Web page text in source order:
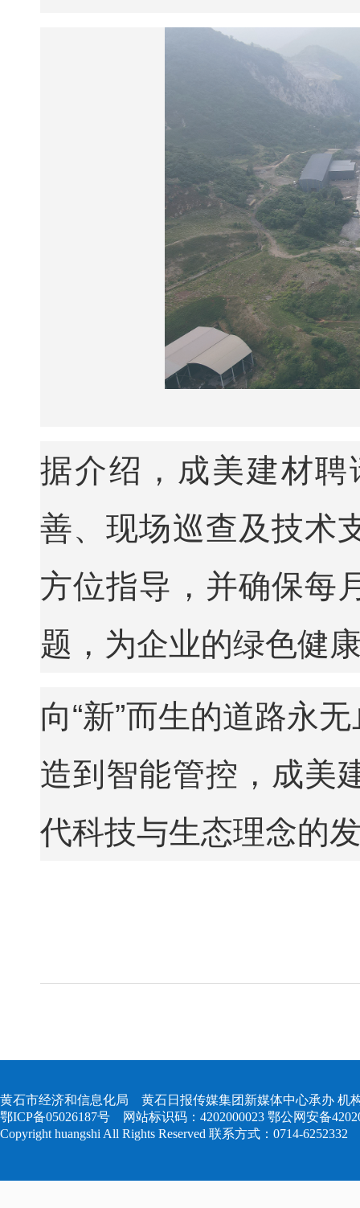
据介绍，成美建材
善、现场巡查及技术
方位指导，并确保每
题，为企业的绿色健
向“新”而生的道路永
造到智能管控，成美
代科技与生态理念的
黄石市经济和信息化局 黄石日报传媒集团新媒体中心承办 机
鄂ICP备05026187号 网站标识码：4202000023 鄂公网安备
Copyright huangshi All Rights Reserved 联系方式：0714-6252332